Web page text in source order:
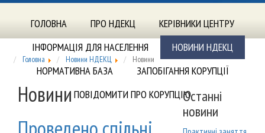
ГОЛОВНА ПРО НДЕКЦ
КЕРІВНИКИ ЦЕНТРУ
ІНФОРМАЦІЯ ДЛЯ НАСЕЛЕННЯ
НОВИНИ НДЕКЦ
НОРМАТИВНА БАЗА
ЗАПОБІГАННЯ КОРУПЦІЇ
ПОВІДОМИТИ ПРО КОРУПЦІЮ
Головна Новини НДЕКЦ Новини
Новини
Останні
новини